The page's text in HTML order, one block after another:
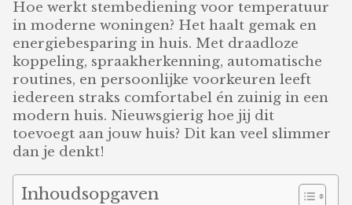
Hoe werkt stembediening voor temperatuur
in moderne woningen? Het haalt gemak en
energiebesparing in huis. Met draadloze
koppeling, spraakherkenning, automatische
routines, en persoonlijke voorkeuren leeft
iedereen straks comfortabel én zuinig in een
modern huis. Nieuwsgierig hoe jij dit
toevoegt aan jouw huis? Dit kan veel slimmer
dan je denkt!
Inhoudsopgaven